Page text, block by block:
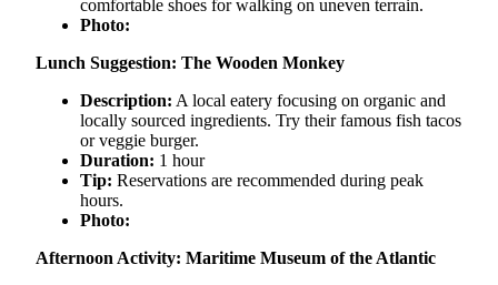
comfortable shoes for walking on uneven terrain.
Photo:
Lunch Suggestion: The Wooden Monkey
Description: A local eatery focusing on organic and
locally sourced ingredients. Try their famous fish tacos
or veggie burger.
Duration: 1 hour
Tip: Reservations are recommended during peak
hours.
Photo:
Afternoon Activity: Maritime Museum of the Atlantic